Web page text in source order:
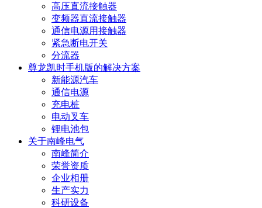
高压直流接触器
变频器直流接触器
通信电源用接触器
紧急断电开关
分流器
尊龙凯时手机版的解决方案
新能源汽车
通信电源
充电桩
电动叉车
锂电池包
关于南峰电气
南峰简介
荣誉资质
企业相册
生产实力
科研设备